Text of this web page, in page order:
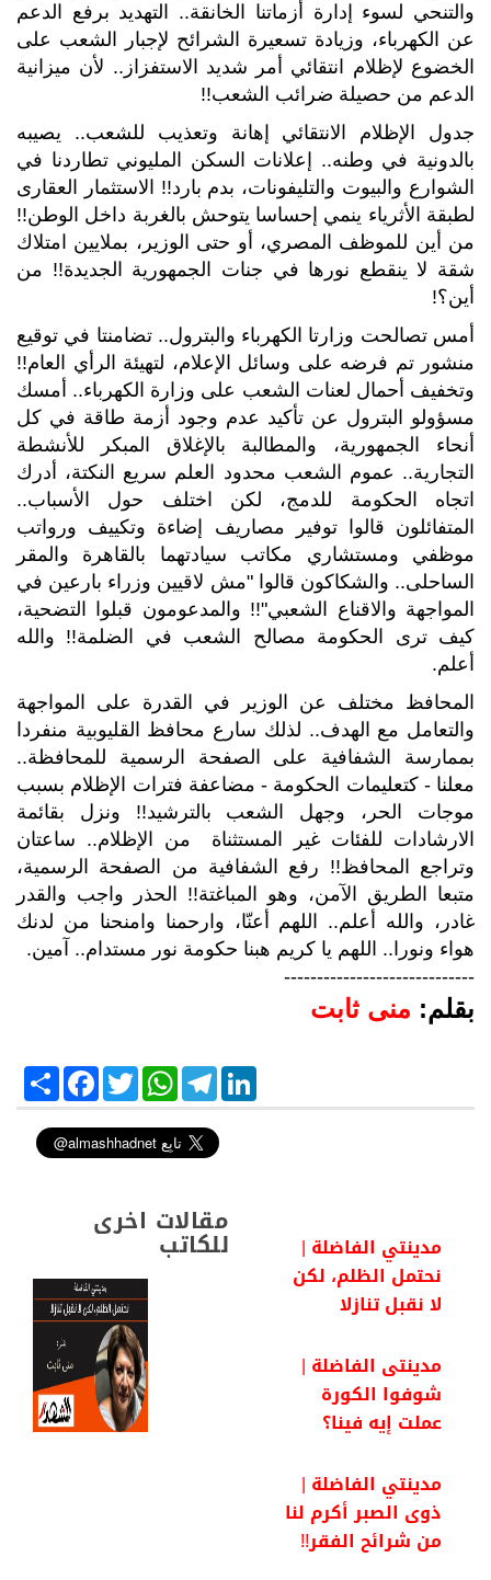
والتنحي لسوء إدارة أزماتنا الخانقة.. التهديد برفع الدعم
عن الكهرباء، وزيادة تسعيرة الشرائح لإجبار الشعب على
الخضوع لإظلام انتقائي أمر شديد الاستفزاز.. لأن ميزانية
الدعم من حصيلة ضرائب الشعب!!
جدول الإظلام الانتقائي إهانة وتعذيب للشعب.. يصيبه
بالدونية في وطنه.. إعلانات السكن المليوني تطاردنا في
الشوارع والبيوت والتليفونات، بدم بارد!! الاستثمار العقارى
لطبقة الأثرياء ينمي إحساسا يتوحش بالغربة داخل الوطن!!
من أين للموظف المصري، أو حتى الوزير، بملايين امتلاك
شقة لا ينقطع نورها في جنات الجمهورية الجديدة!! من
أين؟!
أمس تصالحت وزارتا الكهرباء والبترول.. تضامنتا في توقيع
منشور تم فرضه على وسائل الإعلام، لتهيئة الرأي العام!!
وتخفيف أحمال لعنات الشعب على وزارة الكهرباء.. أمسك
مسؤولو البترول عن تأكيد عدم وجود أزمة طاقة في كل
أنحاء الجمهورية، والمطالبة بالإغلاق المبكر للأنشطة
التجارية.. عموم الشعب محدود العلم سريع النكتة، أدرك
اتجاه الحكومة للدمج، لكن اختلف حول الأسباب..
المتفائلون قالوا توفير مصاريف إضاءة وتكييف ورواتب
موظفي ومستشاري مكاتب سيادتهما بالقاهرة والمقر
الساحلى.. والشكاكون قالوا "مش لاقيين وزراء بارعين في
المواجهة والاقناع الشعبي"!! والمدعومون قبلوا التضحية،
كيف ترى الحكومة مصالح الشعب في الضلمة!! والله
أعلم.
المحافظ مختلف عن الوزير في القدرة على المواجهة
والتعامل مع الهدف.. لذلك سارع محافظ القليوبية منفردا
بممارسة الشفافية على الصفحة الرسمية للمحافظة..
معلنا - كتعليمات الحكومة - مضاعفة فترات الإظلام بسبب
موجات الحر، وجهل الشعب بالترشيد!! ونزل بقائمة
الارشادات للفئات غير المستثناة من الإظلام.. ساعتان
وتراجع المحافظ!! رفع الشفافية من الصفحة الرسمية،
متبعا الطريق الآمن، وهو المباغتة!! الحذر واجب والقدر
غادر، والله أعلم.. اللهم أعنّا، وارحمنا وامنحنا من لدنك
هواء ونورا.. اللهم يا كريم هبنا حكومة نور مستدام.. آمين.
-----------------------------
بقلم: منى ثابت
S
h
a
r
e
F
a
c
e
b
o
T
w
i
t
t
e
W
h
a
t
s
A
T
e
l
e
g
r
L
i
n
مقالات اخرى
للكاتب
مدينتي الفاضلة |
نحتمل الظلم، لكن
لا نقبل تنازلا
مدينتى الفاضلة |
شوفوا الكورة
عملت إيه فينا؟
مدينتي الفاضلة |
ذوى الصبر أكرم لنا
من شرائح الفقر!!